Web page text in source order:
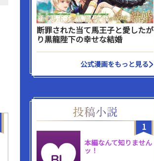
断罪された当て馬王子と愛したが
り黒龍陛下の幸せな結婚
公式漫画をもっと見る
1
本編なんて知りません
ッ！